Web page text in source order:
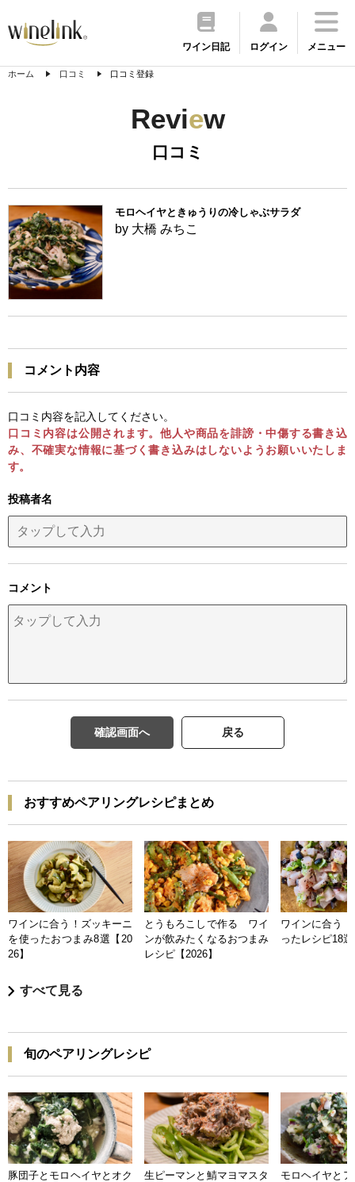
ワイン日記 ログイン メニュー
ホーム 口コミ 口コミ登録
Review
口コミ
モロヘイヤときゅうりの冷しゃぶサラダ
by 大橋 みちこ
コメント内容
口コミ内容を記入してください。
口コミ内容は公開されます。他人や商品を誹謗・中傷する書き込
み、不確実な情報に基づく書き込みはしないようお願いいたしま
す。
投稿者名
コメント
確認画面へ 戻る
おすすめペアリングレシピまとめ
ワインに合う！ズッキーニ
を使ったおつまみ8選【20
26】
とうもろこしで作る ワイ
ンが飲みたくなるおつまみ
レシピ【2026】
ワインに合う
ったレシピ18
すべて見る
旬のペアリングレシピ
豚団子とモロヘイヤとオク
生ピーマンと鯖マヨマスタ
モロヘイヤと